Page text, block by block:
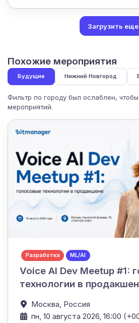
Загрузить еще
Похожие мероприятия
Будущие Нижний Новгород
Фильтр по городу был ослаблен,
мероприятий.
Разработка ML/AI
Voice AI Dev Meetup #1:
технологии в
Москва, Россия
пн, 10 августа 2026, 16:00